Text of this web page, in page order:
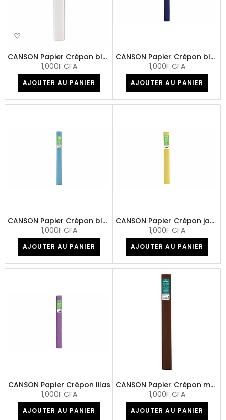
CANSON Papier Crépon blanc
1,000F.CFA
AJOUTER AU PANIER
CANSON Papier Crépon bleu exotique
1,000F.CFA
AJOUTER AU PANIER
CANSON Papier Crépon bleu turquoise
1,000F.CFA
AJOUTER AU PANIER
CANSON Papier Crépon jaune citron
1,000F.CFA
AJOUTER AU PANIER
CANSON Papier Crépon lilas
1,000F.CFA
AJOUTER AU PANIER
CANSON Papier Crépon marron
1,000F.CFA
AJOUTER AU PANIER